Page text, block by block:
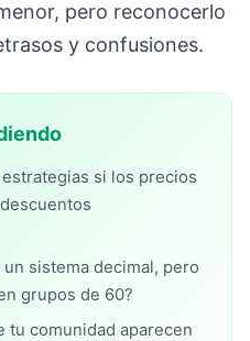
pero reconocerlo
y confusiones.
si los precios
sistema decimal, pero
grupos de 60?
tu comunidad aparecen